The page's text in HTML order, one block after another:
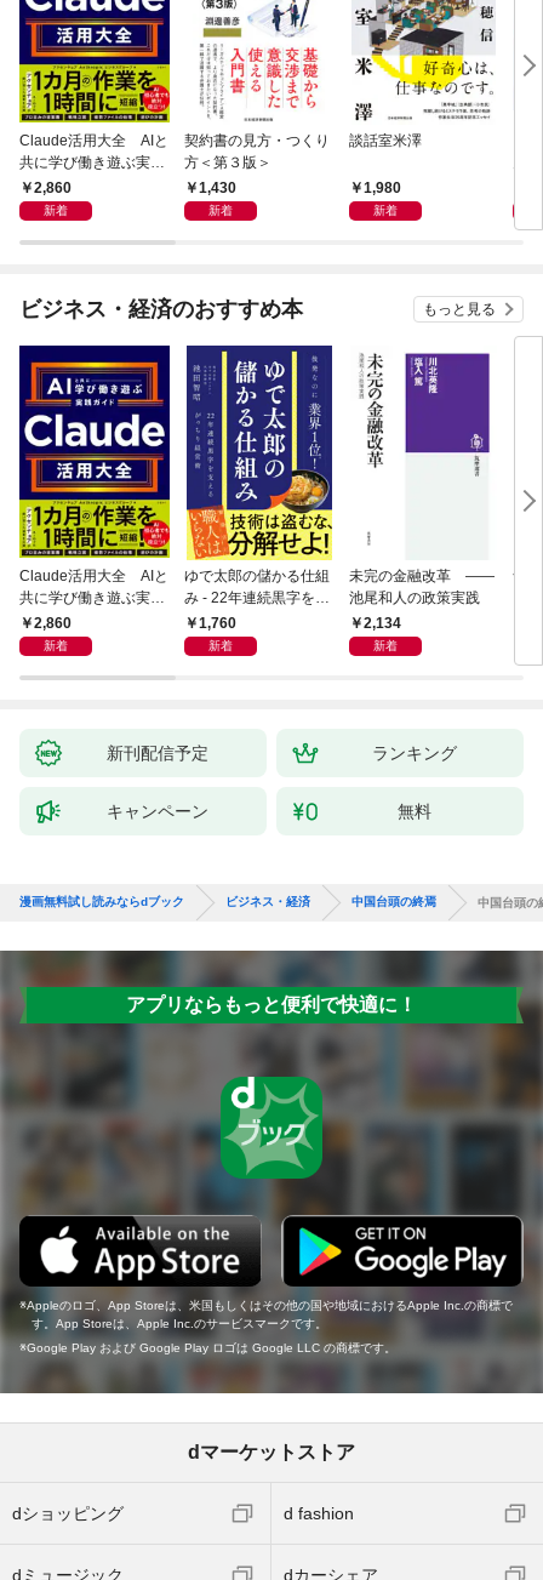
Claude活用大全 AIと
共に学び働き遊ぶ実践
ガイド
2,860
新着
契約書の見方・つくり
方＜第３版＞
1,430
新着
談話室米澤
1,980
新着
ビジネス・経済のおすすめ本 もっと見る
Claude活用大全 AIと
共に学び働き遊ぶ実践
ガイド
2,860
新着
ゆで太郎の儲かる仕組
み - 22年連続黒字を支
えるがっちり経営術 -
1,760
新着
未完の金融改革 ――
池尾和人の政策実践
2,134
新着
食
新刊配信予定 ランキング
キャンペーン 無料
漫画無料試し読みならdブック ビジネス・経済 中国台頭の終焉 中国台頭の
アプリならもっと便利で快適に！
Appleのロゴ、App Storeは、米国もしくはその他の国や地域におけるApple Inc.の商標で
す。App Storeは、Apple Inc.のサービスマークです。
Google Play および Google Play ロゴは Google LLC の商標です。
dマーケットストア
dショッピング d fashion
dミュージック dカーシェア